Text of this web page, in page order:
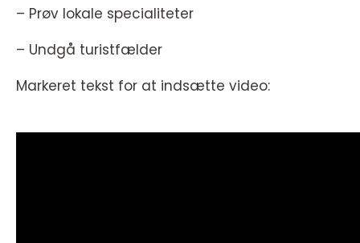
– Prøv lokale specialiteter
– Undgå turistfælder
Markeret tekst for at indsætte video: